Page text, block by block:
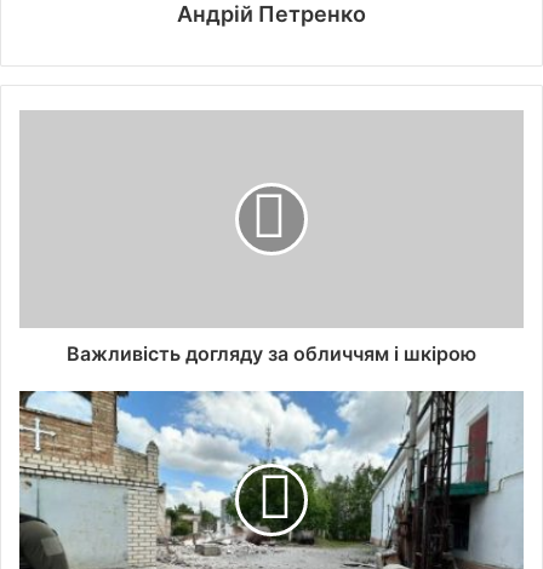
Андрій Петренко
Важливість догляду за обличчям і шкірою